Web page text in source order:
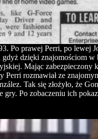
Po prawej Perri, po lewej
gdyż dzięki znajomościom
Mając zabezpieczony
Perri rozmawiał ze
Tak się złożyło, że
gry. Po zobaczeniu ich